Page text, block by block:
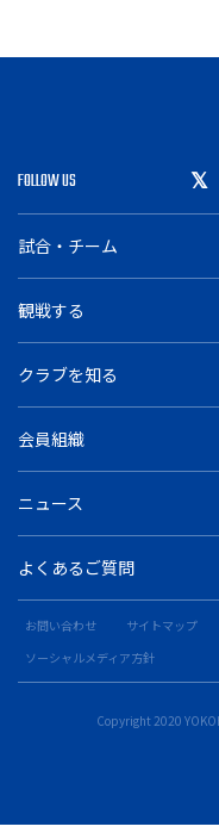
FOLLOW US
試合・チーム
観戦する
クラブを知る
会員組織
ニュース
よくあるご質問
お問い合わせ サイトマップ
ソーシャルメディア方針
Copyright 2020